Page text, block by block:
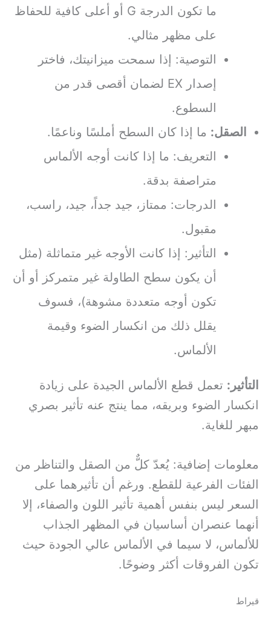
ما تكون الدرجة G أو أعلى كافية للحفاظ
على مظهر مثالي.
التوصية: إذا سمحت ميزانيتك، فاختر
إصدار EX لضمان أقصى قدر من
السطوع.
الصقل: ما إذا كان السطح أملسًا وناعمًا.
التعريف: ما إذا كانت أوجه الألماس
متراصفة بدقة.
الدرجات: ممتاز، جيد جداً، جيد، راسب،
مقبول.
التأثير: إذا كانت الأوجه غير متماثلة (مثل
أن يكون سطح الطاولة غير متمركز أو أن
تكون أوجه متعددة مشوهة)، فسوف
يقلل ذلك من انكسار الضوء وقيمة
الألماس.
التأثير: تعمل قطع الألماس الجيدة على زيادة
انكسار الضوء وبريقه، مما ينتج عنه تأثير بصري
مبهر للغاية.
معلومات إضافية: يُعدّ كلٌّ من الصقل والتناظر من
الفئات الفرعية للقطع. ورغم أن تأثيرهما على
السعر ليس بنفس أهمية تأثير اللون والصفاء، إلا
أنهما عنصران أساسيان في المظهر الجذاب
للألماس، لا سيما في الألماس عالي الجودة حيث
تكون الفروقات أكثر وضوحًا.
قيراط